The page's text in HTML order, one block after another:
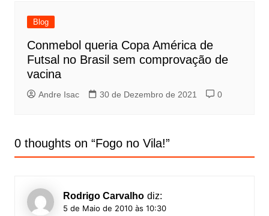
Blog
Conmebol queria Copa América de
Futsal no Brasil sem comprovação de
vacina
Andre Isac 30 de Dezembro de 2021 0
0 thoughts on “Fogo no Vila!”
Rodrigo Carvalho diz:
5 de Maio de 2010 às 10:30